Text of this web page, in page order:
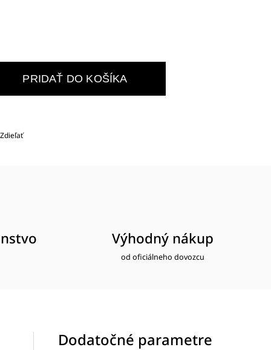
PRIDAŤ DO KOŠÍKA
Zdieľať
Výhodný nákup
od oficiálneho dovozcu
Dodatočné parametre